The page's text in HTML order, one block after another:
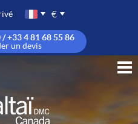
€
+33 4 81 68 55 86
un devis